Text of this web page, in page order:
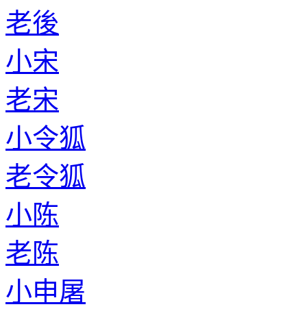
老後
小宋
老宋
小令狐
老令狐
小陈
老陈
小申屠